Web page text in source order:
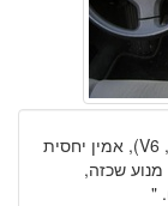
רכב מצויין, חזק מאוד (210 כ"ס, 3 ליטר, V6 ,24V), אמין יחסית
שכזה,
"